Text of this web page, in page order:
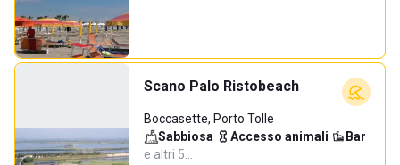
Scano Palo Ristobeach
Boccasette, Porto Tolle
Sabbiosa· Accesso animali· Bar·
e altri 5…